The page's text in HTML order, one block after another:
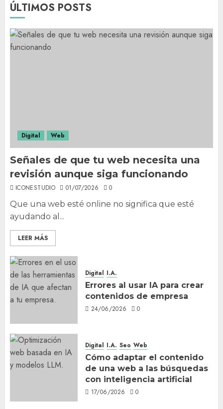
ÚLTIMOS POSTS
Digital Web
Señales de que tu web necesita una
revisión aunque siga funcionando
ICONESTUDIO 01/07/2026 0
Que una web esté online no significa que esté
ayudando al...
LEER MÁS
Digital I.A.
Errores al usar IA para crear
contenidos de empresa
24/06/2026 0
Digital I.A. Seo Web
Cómo adaptar el contenido
de una web a las búsquedas
con inteligencia artificial
17/06/2026 0